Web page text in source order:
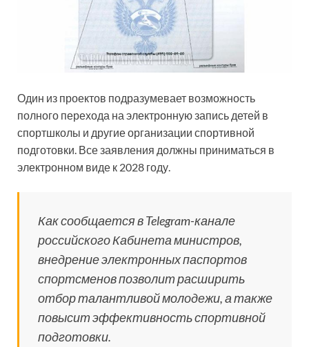
Один из проектов подразумевает возможность
полного перехода на электронную запись детей в
спортшколы и другие организации спортивной
подготовки. Все заявления должны приниматься в
электронном виде к 2028 году.
Как сообщается в Telegram-канале
российского Кабинета министров,
внедрение электронных паспортов
спортсменов позволит расширить
отбор талантливой молодежи, а также
повысит эффективность спортивной
подготовки.